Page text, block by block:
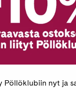
Pöllöklubiin nyt ja